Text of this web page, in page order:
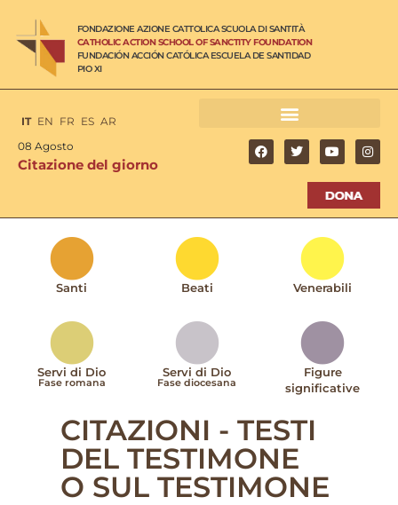
FONDAZIONE AZIONE CATTOLICA SCUOLA DI SANTITÀ
CATHOLIC ACTION SCHOOL OF SANCTITY FOUNDATION
FUNDACIÓN ACCIÓN CATÓLICA ESCUELA DE SANTIDAD
PIO XI
IT EN FR ES AR
08 Agosto
Citazione del giorno
Santi Beati Venerabili
Servi di Dio
Fase romana
Servi di Dio
Fase diocesana
Figure
significative
CITAZIONI - TESTI
DEL TESTIMONE
O SUL TESTIMONE